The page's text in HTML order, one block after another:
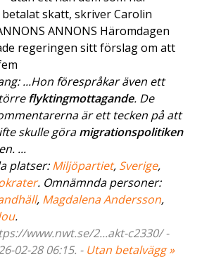
skatt, skriver Carolin
ANNONS Häromdagen
regeringen sitt förslag om att
...Hon förespråkar även ett
flyktingmottagande. De
är ett tecken på att
skulle göramigrationspolitiken
...
platser:Miljöpartiet, Sverige,
. Omnämnda personer:
, Magdalena Andersson,
.
www.nwt.se/2...akt-c2330/ -
02-28 06:15. - Utan betalvägg »